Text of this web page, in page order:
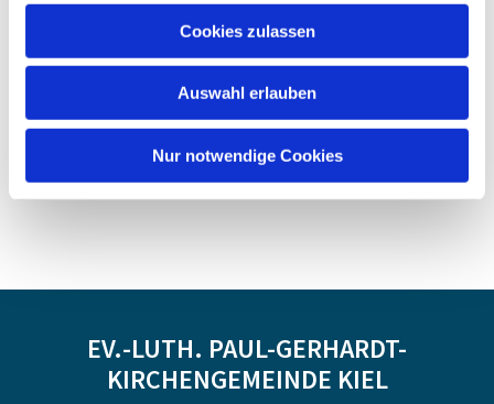
Cookies zulassen
Auswahl erlauben
Nur notwendige Cookies
EV.-LUTH. PAUL-GERHARDT-
KIRCHENGEMEINDE KIEL